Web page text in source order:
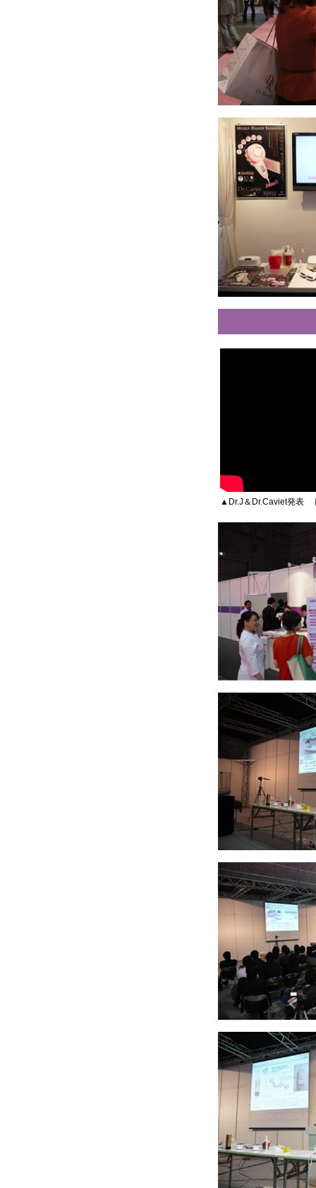
▲Dr.J＆Dr.Caviet発表